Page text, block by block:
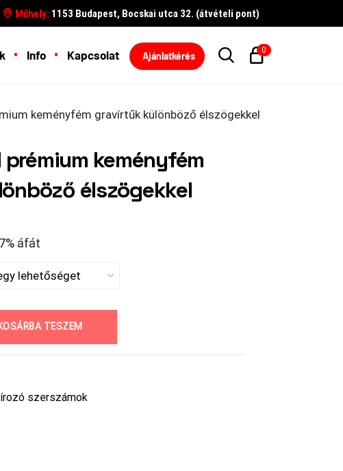
Műhely: 1153 Budapest, Bocskai utca 32. (átvételi pont)
Info Kapcsolat Ajánlatkérés
0
keményfém gravírtűk különböző élszögekkel
prémium keményfém
élszögekkel
áfát
TESZEM
szerszámok